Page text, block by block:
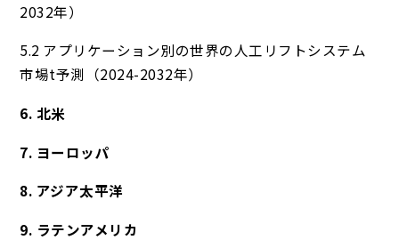
2032年）
5.2 アプリケーション別の世界の人工リフトシステム
市場t予測（2024-2032年）
6. 北米
7. ヨーロッパ
8. アジア太平洋
9. ラテンアメリカ